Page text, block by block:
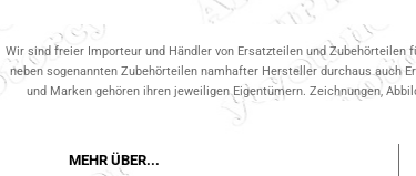
Wir sind freier Importeur und Händler von Ersatzteilen und
neben sogenannten Zubehörteilen namhafter Hersteller durchaus auch
und Marken gehören ihren jeweiligen Eigentümern. Zeichnungen,
MEHR ÜBER...